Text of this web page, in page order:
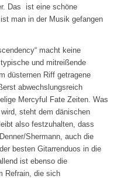
Das ist eine schöne
man in der Musik gefangen
macht keine
und mitreißende
düsternen Riff getragene
abwechslungsreich
Mercyful Fate Zeiten. Was
steht dem dänischen
also festzuhalten, dass
Shermann, auch die
besten Gitarrenduos in die
ist ebenso die
Refrain, die sich